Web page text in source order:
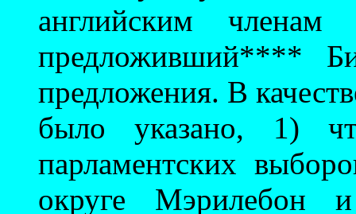
английским
предложивший****
предложения. В
было указано, 1)
парламентских
округе Мэрилебон